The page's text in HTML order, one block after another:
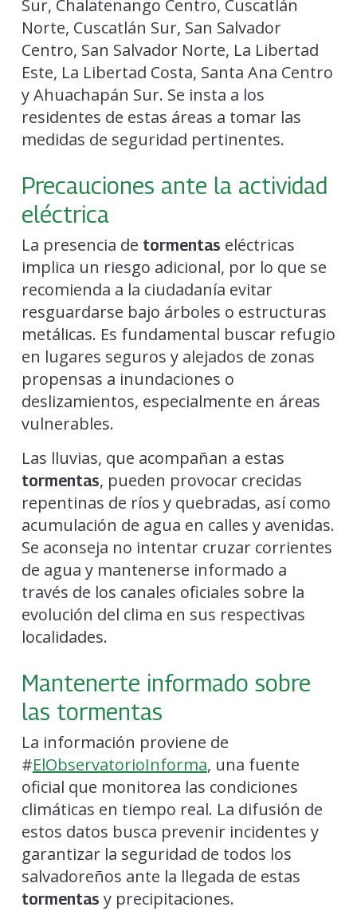
Sur, Chalatenango Centro, Cuscatlán
Norte, Cuscatlán Sur, San Salvador
Centro, San Salvador Norte, La Libertad
Este, La Libertad Costa, Santa Ana Centro
y Ahuachapán Sur. Se insta a los
residentes de estas áreas a tomar las
medidas de seguridad pertinentes.
Precauciones ante la actividad
eléctrica
La presencia de tormentas eléctricas
implica un riesgo adicional, por lo que se
recomienda a la ciudadanía evitar
resguardarse bajo árboles o estructuras
metálicas. Es fundamental buscar refugio
en lugares seguros y alejados de zonas
propensas a inundaciones o
deslizamientos, especialmente en áreas
vulnerables.
Las lluvias, que acompañan a estas
tormentas, pueden provocar crecidas
repentinas de ríos y quebradas, así como
acumulación de agua en calles y avenidas.
Se aconseja no intentar cruzar corrientes
de agua y mantenerse informado a
través de los canales oficiales sobre la
evolución del clima en sus respectivas
localidades.
Mantenerte informado sobre
las tormentas
La información proviene de
#ElObservatorioInforma, una fuente
oficial que monitorea las condiciones
climáticas en tiempo real. La difusión de
estos datos busca prevenir incidentes y
garantizar la seguridad de todos los
salvadoreños ante la llegada de estas
tormentas y precipitaciones.